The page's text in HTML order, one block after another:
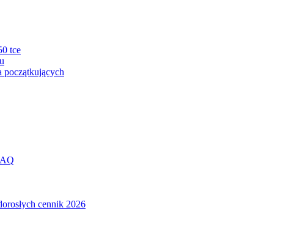
tce
początkujących
cennik 2026